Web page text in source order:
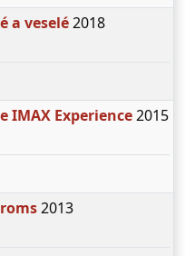
a veselé2018
IMAX Experience2015
2013